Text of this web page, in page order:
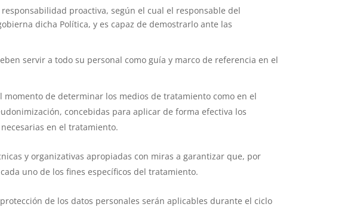
proactiva, según el cual el responsable del
dicha Política, y es capaz de demostrarlo ante las
servir a todo su personal como guía y marco de referencia en el
de determinar los medios de tratamiento como en el
concebidas para aplicar de forma efectiva los
en el tratamiento.
y organizativas apropiadas con miras a garantizar que, por
uno de los fines específicos del tratamiento.
de los datos personales serán aplicables durante el ciclo